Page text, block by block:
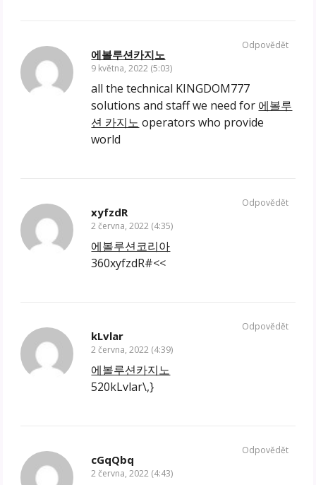
에볼루션카지노
9 května, 2022 (5:03)
all the technical KINGDOM777
solutions and staff we need for 에볼루
션 카지노 operators who provide
world
Odpovědět
xyfzdR
2 června, 2022 (4:35)
에볼루션코리아
360xyfzdR#<<
Odpovědět
kLvlar
2 června, 2022 (4:39)
에볼루션카지노
520kLvlar\,}
Odpovědět
cGqQbq
2 června, 2022 (4:43)
Odpovědět